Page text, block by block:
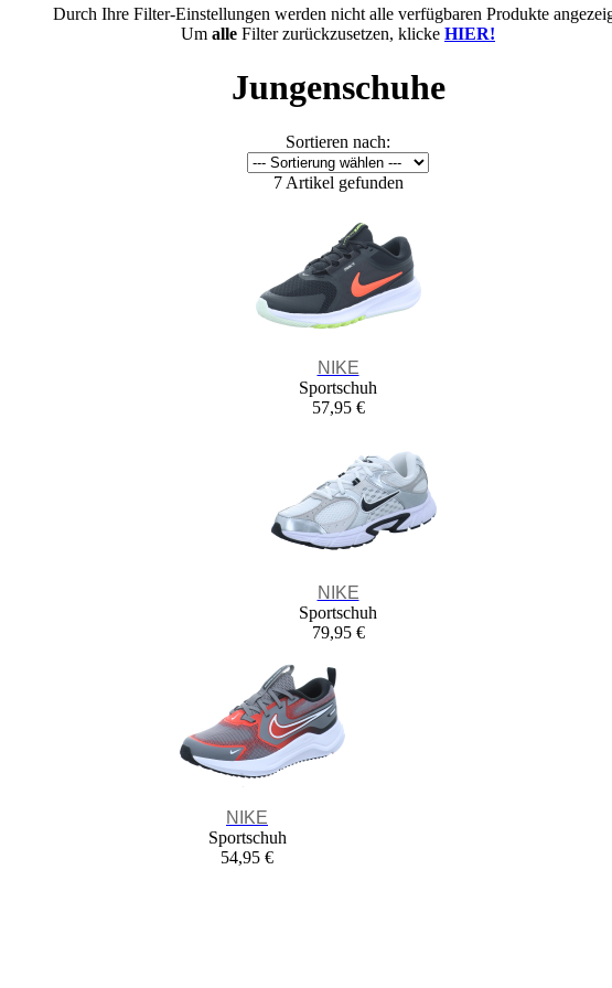
Durch Ihre Filter-Einstellungen werden nicht alle verfügbaren Produkte
Um alle Filter zurückzusetzen, klicke HIER!
Jungenschuhe
Sortieren nach:
7 Artikel gefunden
NIKE
Sportschuh
57,95 €
NIKE
Sportschuh
79,95 €
NIKE
Sportschuh
54,95 €